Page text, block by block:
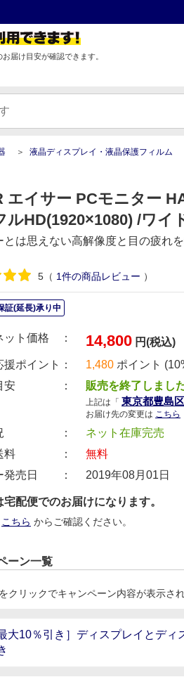
届け目安が確認できます。
液晶ディスプレイ・液晶保護フィルム
エイサー PCモニター
ルHD(1920×1080) /ワイ
とは思えない高解像度と目の疲れ
5 （ 1件の商品レビュー ）
証(延長)承り中
ット価格 ： 14,800 円(税込)
援ポイント：
1,480 ポイント
目安 ：
販売を終了しまし
上記は「 東京都豊島区
お届け先の変更は こちら
況 ：
ネット在庫完売
送料 ：
無料
発売日 ：
2019年08月01日
宅配便でのお届けになります。
こちら からご確認ください。
ーン一覧
クリックでキャンペーン内容が表示され
最大10％引き］ディスプレイとデ